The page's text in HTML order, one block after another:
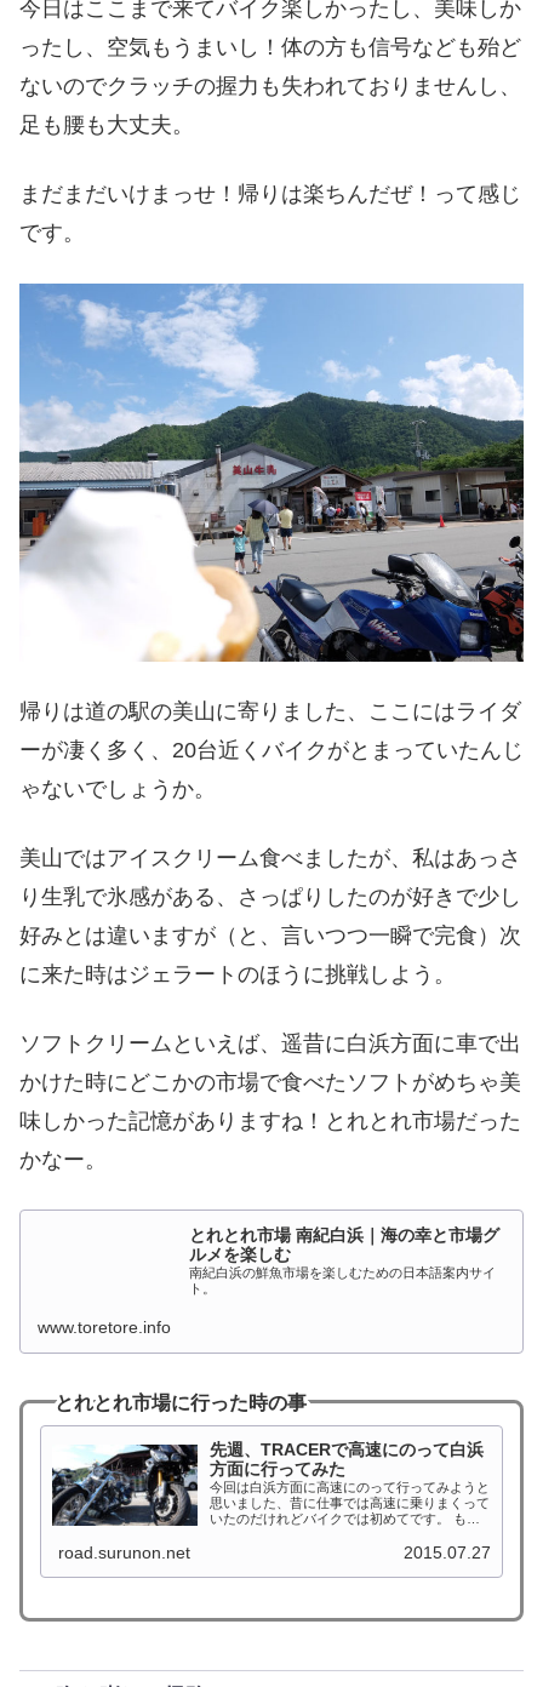
今日はここまで来てバイク楽しかったし、美味しか
ったし、空気もうまいし！体の方も信号なども殆ど
ないのでクラッチの握力も失われておりませんし、
足も腰も大丈夫。
まだまだいけまっせ！帰りは楽ちんだぜ！って感じ
です。
帰りは道の駅の美山に寄りました、ここにはライダ
ーが凄く多く、20台近くバイクがとまっていたんじ
ゃないでしょうか。
美山ではアイスクリーム食べましたが、私はあっさ
り生乳で氷感がある、さっぱりしたのが好きで少し
好みとは違いますが（と、言いつつ一瞬で完食）次
に来た時はジェラートのほうに挑戦しよう。
ソフトクリームといえば、遥昔に白浜方面に車で出
かけた時にどこかの市場で食べたソフトがめちゃ美
味しかった記憶がありますね！とれとれ市場だった
かなー。
とれとれ市場 南紀白浜｜海の幸と市場グ
ルメを楽しむ
南紀白浜の鮮魚市場を楽しむための日本語案内サイ
ト。
www.toretore.info
とれとれ市場に行った時の事
先週、TRACERで高速にのって白浜
方面に行ってみた
今回は白浜方面に高速にのって行ってみようと
思いました、昔に仕事では高速に乗りまくって
いたのだけれどバイクでは初めてです。 もち
全てニコニコ現金支払いです。バイクだとお金
road.surunon.net 2015.07.27